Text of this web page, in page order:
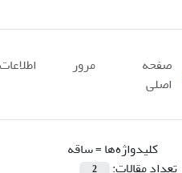
صفحه
اصلی
مرور
کلیدواژه‌ها =ساقه
تعداد مقالات: